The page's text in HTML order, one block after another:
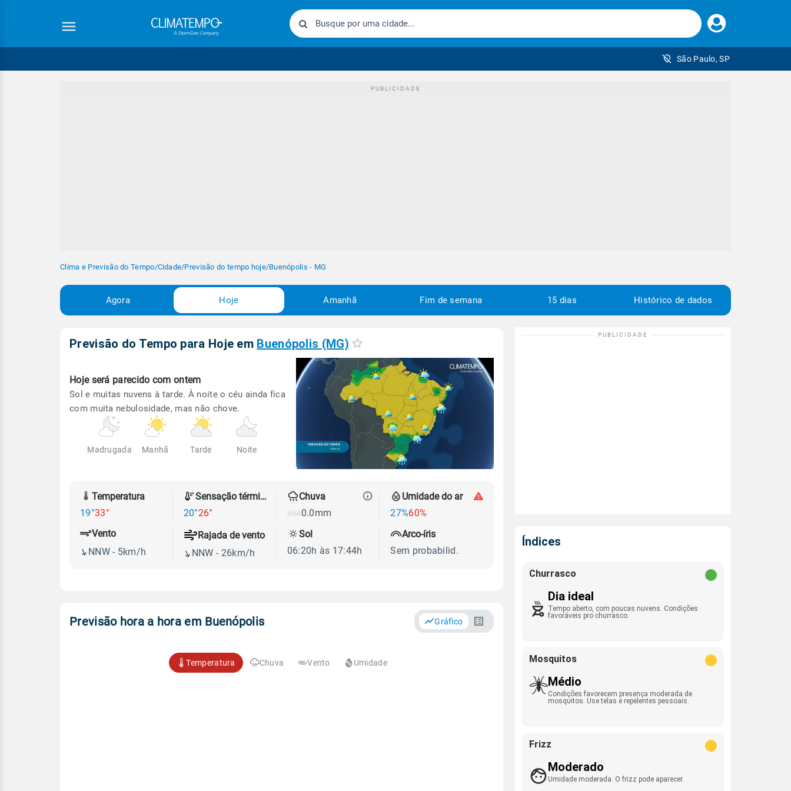
Faça
seu
São Paulo, SP
Clima e Previsão do Tempo/Cidade/Previsão do tempo hoje/Buenópolis - MG
Agora Hoje Amanhã Fim de semana 15 dias Histórico de dados
Previsão do Tempo para Hoje em Buenópolis (MG)
Hoje será parecido com ontem
Sol e muitas nuvens à tarde. À noite o céu ainda fica
com muita nebulosidade, mas não chove.
Madrugada Manhã Tarde Noite
Temperatura
19°33°
Sensação térmica
20°26°
Chuva
0.0mm
Umidade do ar
27%60%
Vento
NNW - 5km/h
Rajada de vento
NNW - 26km/h
Sol
06:20h às 17:44h
Arco-íris
Sem probabilid.
Previsão hora a hora em Buenópolis Gráfico
Temperatura Chuva Vento Umidade
Índices
Churrasco
Dia ideal
Tempo aberto, com poucas nuvens. Condições
favoráveis pro churrasco.
Mosquitos
Médio
Condições favorecem presença moderada de
mosquitos. Use telas e repelentes pessoais.
Frizz
Moderado
Umidade moderada. O frizz pode aparecer.